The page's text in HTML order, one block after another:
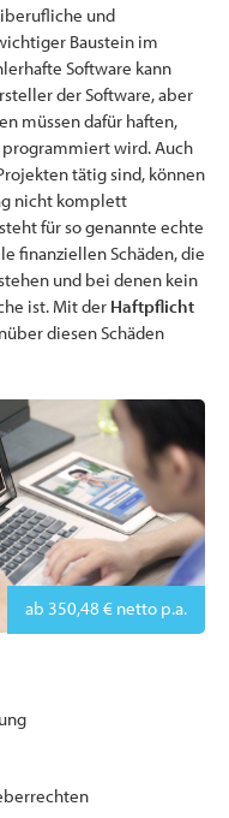
und
Baustein im
Software kann
der Software, aber
müssen dafür haften,
wird. Auch
tätig sind, können
nicht komplett
für so genannte echte
finanziellen Schäden, die
und bei denen kein
ist. Mit der Haftpflicht
diesen Schäden
ab 350,48 € netto p.a.